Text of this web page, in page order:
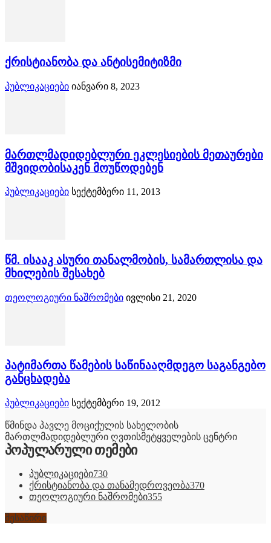
ქრისტიანობა და ანტისემიტიზმი
პუბლიკაციები იანვარი 8, 2023
მართლმადიდებლური ეკლესიების მეთაურები
მშვიდობისაკენ მოუწოდებენ
პუბლიკაციები სექტემბერი 11, 2013
წმ. ისააკ ასური თანალმობის, სამართლისა და
მხილების შესახებ
თეოლოგიური ნაშრომები ივლისი 21, 2020
პატიმართა წამების საწინააღმდეგო საგანგებო
განცხადება
პუბლიკაციები სექტემბერი 19, 2012
წმინდა პავლე მოციქულის სახელობის
მართლმადიდებლური ღვთისმეტყველების ცენტრი
პოპულარული თემები
პუბლიკაციები730
ქრისტიანობა და თანამედროვეობა370
თეოლოგიური ნაშრომები355
შესაწირი